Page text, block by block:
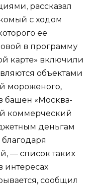
рассказал
с ходом
ее
в программу
карте» включили
объектами
мороженого,
башен «Москва-
коммерческий
деньгам
— список таких
интересах
сообщил